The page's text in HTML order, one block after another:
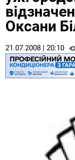
Оксани
21.07.2008 | 20:10